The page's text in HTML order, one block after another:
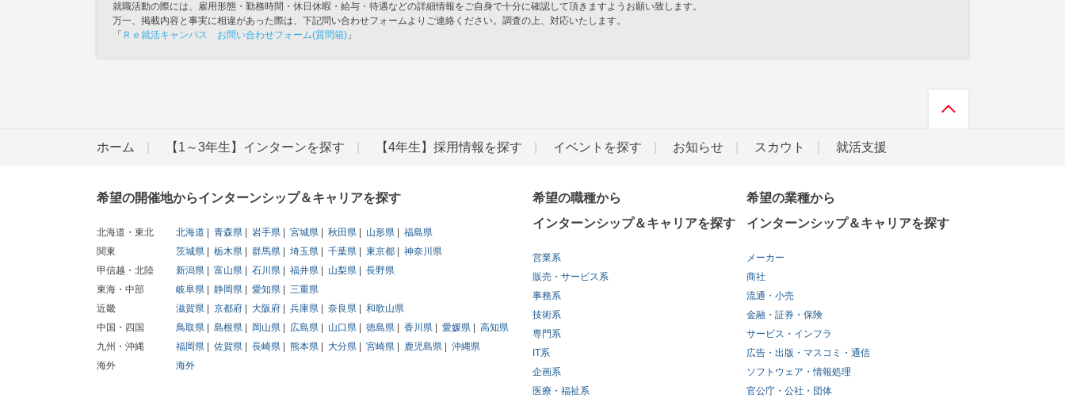
就職活動の際には、雇用形態・勤務時間・休日休暇・給与・待遇などの詳細情報をご自身で十分に確認して頂きますようお願い致します。
万一、掲載内容と事実に相違があった際は、下記問い合わせフォームよりご連絡ください。調査の上、対応いたします。
「 Ｒｅ就活キャンパス お問い合わせフォーム(質問箱) 」
ホーム 【1～3年生】インターンを探す 【4年生】採用情報を探す イベントを探す お知らせ スカウト 就活支援
希望の開催地からインターンシップ＆キャリアを探す
北海道・東北 北海道 青森県 岩手県 宮城県 秋田県 山形県
福島県
関東
茨城県 栃木県 群馬県 埼玉県 千葉県 東京都
神奈川県
甲信越・北陸
新潟県 富山県 石川県 福井県 山梨県
長野県
東海・中部
岐阜県 静岡県 愛知県
三重県
近畿
滋賀県 京都府 大阪府 兵庫県 奈良県
和歌山県
中国・四国
鳥取県 島根県 岡山県 広島県 山口県 徳島県 香川県 愛媛県
高知県
九州・沖縄
福岡県 佐賀県 長崎県 熊本県 大分県 宮崎県 鹿児島県
沖縄県
海外
海外
希望の職種から
インターンシップ＆キャリアを探す
営業系
販売・サービス系
事務系
技術系
専門系
IT系
企画系
医療・福祉系
希望の業種から
インターンシップ＆キャリアを探す
メーカー
商社
流通・小売
金融・証券・保険
サービス・インフラ
広告・出版・マスコミ・通信
ソフトウェア・情報処理
官公庁・公社・団体